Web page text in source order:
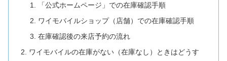
「公式ホームページ」での在庫確認手順
ワイモバイルショップ（店舗）での在庫確認手順
在庫確認後の来店予約の流れ
ワイモバイルの在庫がない（在庫なし）ときはどうす